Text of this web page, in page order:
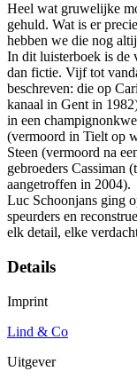
Heel wat gruwelijke
gehuld. Wat is er
hebben we die nog
In dit luisterboek is de
dan fictie. Vijf tot
beschreven: die op
kanaal in Gent in
in een
(vermoord in Tielt op
Steen (vermoord na
gebroeders Cassiman
aangetroffen in 2004).
Luc Schoonjans ging
speurders en
elk detail, elke
Details
Imprint
Lind & Co
Uitgever